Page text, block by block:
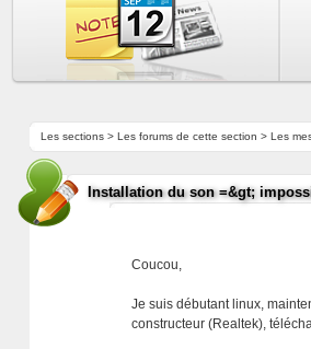
Les sections> Les forums de cette section > Les
Installation du son =&gt;
Coucou,
Je suis débutant linux,
constructeur (Realtek),